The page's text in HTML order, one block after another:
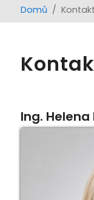
Domů/
Ing.